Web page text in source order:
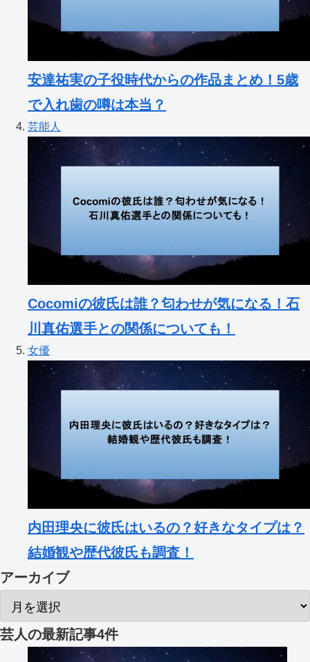
安達祐実の子役時代からの作品まとめ！5歳
で入れ歯の噂は本当？
芸能人
Cocomiの彼氏は誰？匂わせが気になる！石
川真佑選手との関係についても！
女優
内田理央に彼氏はいるの？好きなタイプは？
結婚観や歴代彼氏も調査！
アーカイブ
芸人の最新記事4件